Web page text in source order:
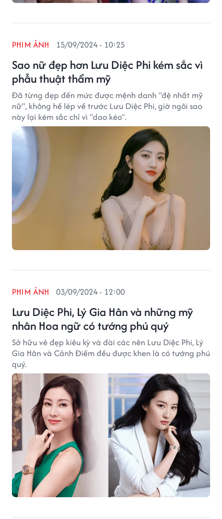
Sao nữ đẹp hơn Lưu Diệc Phi kém sắc vì
phẫu thuật thẩm mỹ
PHIM ẢNH 15/09/2024 - 10:25
Đã từng đẹp đến mức được mệnh danh "đệ nhất mỹ
nữ", không hề lép về trước Lưu Diệc Phi, giờ ngôi sao
này lại kém sắc chỉ vì "dao kéo".
Lưu Diệc Phi, Lý Gia Hân và những mỹ
nhân Hoa ngữ có tướng phú quý
PHIM ẢNH 03/09/2024 - 12:00
Sở hữu vẻ đẹp kiêu kỳ và đài các nên Lưu Diệc Phi, Lý
Gia Hân và Cảnh Điềm đều được khen là có tướng phú
quý.